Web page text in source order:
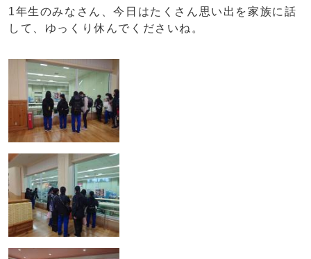
1年生のみなさん、今日はたくさん思い出を家族に話
して、ゆっくり休んでくださいね。